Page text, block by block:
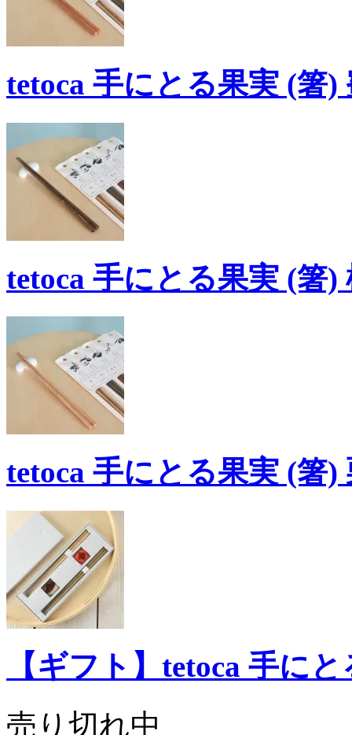
tetoca 手にとる果実 (箸)
tetoca 手にとる果実 (箸)
tetoca 手にとる果実 (箸)
【ギフト】tetoca 手に
売り切れ中